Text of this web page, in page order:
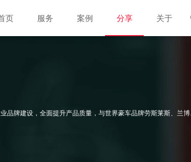
页 服务 案例 分享 关于
牌建设，全面提升产品质量，与世界豪车品牌劳斯莱斯、兰博..